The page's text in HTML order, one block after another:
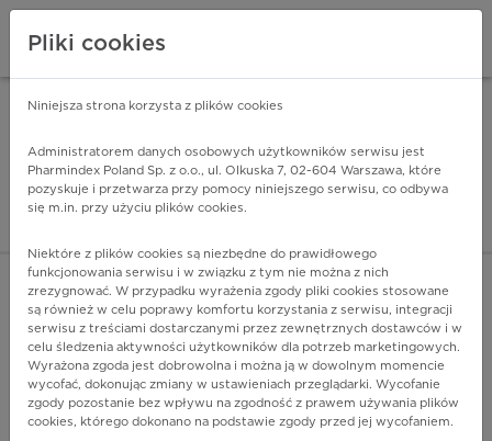
Pharmindex - lider
ZALOGUJ SIĘ
POKAŻ FILTRY
Pharmindex
Pliki cookies
Niniejsza strona korzysta z plików cookies
Administratorem danych osobowych użytkowników serwisu jest
Pharmindex Poland Sp. z o.o., ul. Olkuska 7, 02-604 Warszawa, które
pozyskuje i przetwarza przy pomocy niniejszego serwisu, co odbywa
się m.in. przy użyciu plików cookies.
Niektóre z plików cookies są niezbędne do prawidłowego
funkcjonowania serwisu i w związku z tym nie można z nich
zrezygnować. W przypadku wyrażenia zgody pliki cookies stosowane
są również w celu poprawy komfortu korzystania z serwisu, integracji
serwisu z treściami dostarczanymi przez zewnętrznych dostawców i w
celu śledzenia aktywności użytkowników dla potrzeb marketingowych.
Wyrażona zgoda jest dobrowolna i można ją w dowolnym momencie
wycofać, dokonując zmiany w ustawieniach przeglądarki. Wycofanie
zgody pozostanie bez wpływu na zgodność z prawem używania plików
cookies, którego dokonano na podstawie zgody przed jej wycofaniem.
ZA DARMO - w Google Play INSTALUJ